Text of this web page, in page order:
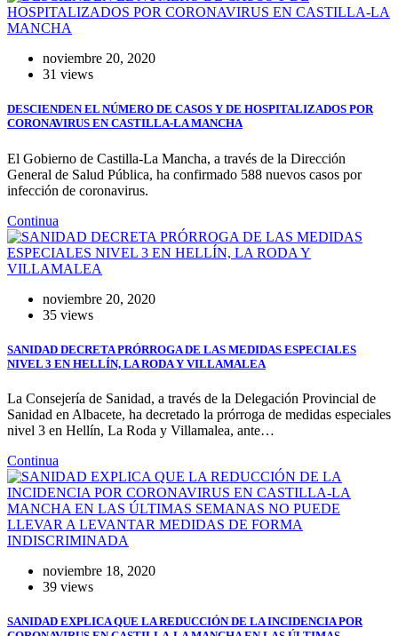
noviembre 20, 2020
31 views
DESCIENDEN EL NÚMERO DE CASOS Y DE HOSPITALIZADOS POR
CORONAVIRUS EN CASTILLA-LA MANCHA
El Gobierno de Castilla-La Mancha, a través de la Dirección
General de Salud Pública, ha confirmado 588 nuevos casos por
infección de coronavirus.
Continua
noviembre 20, 2020
35 views
SANIDAD DECRETA PRÓRROGA DE LAS MEDIDAS ESPECIALES
NIVEL 3 EN HELLÍN, LA RODA Y VILLAMALEA
La Consejería de Sanidad, a través de la Delegación Provincial de
Sanidad en Albacete, ha decretado la prórroga de medidas especiales
nivel 3 en Hellín, La Roda y Villamalea, ante…
Continua
noviembre 18, 2020
39 views
SANIDAD EXPLICA QUE LA REDUCCIÓN DE LA INCIDENCIA POR